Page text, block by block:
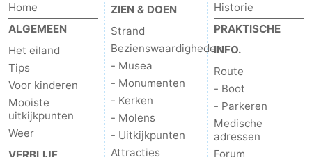
Zandvoort
Weer
Contact
Home
ALGEMEEN
Het eiland
Tips
Voor kinderen
Mooiste
uitkijkpunten
Weer
VERBLIJF
ZIEN & DOEN
Strand
Bezienswaardigheden
- Musea
- Monumenten
- Kerken
- Molens
- Uitkijkpunten
Attracties
Historie
PRAKTISCHE
INFO.
Route
- Boot
- Parkeren
Medische
adressen
Forum